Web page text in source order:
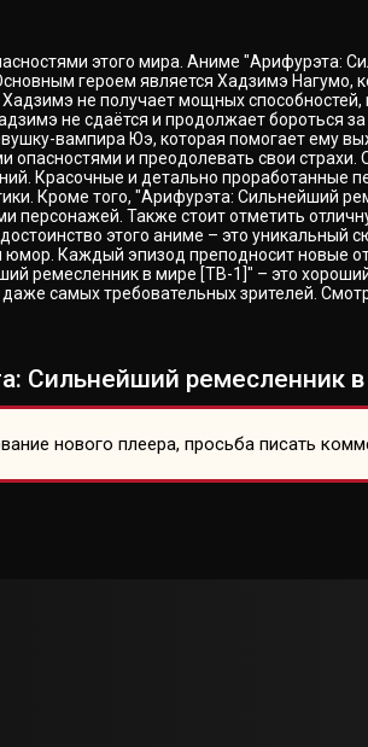
этого мира. Аниме "Арифурэта:
героем является Хадзимэ Нагумо,
не получает мощных
не сдаётся и продолжает бороться
вампира Юэ, которая помогает ему
и преодолевать свои
Красочные и детально
Кроме того, "Арифурэта: Сильнейший
Также стоит отметить
этого аниме – это уникальный
Каждый эпизод преподносит новые
ремесленник в мире [ТВ-1]" – это
самых требовательных зрителей.
Сильнейший ремесленник
нового плеера, просьба писать